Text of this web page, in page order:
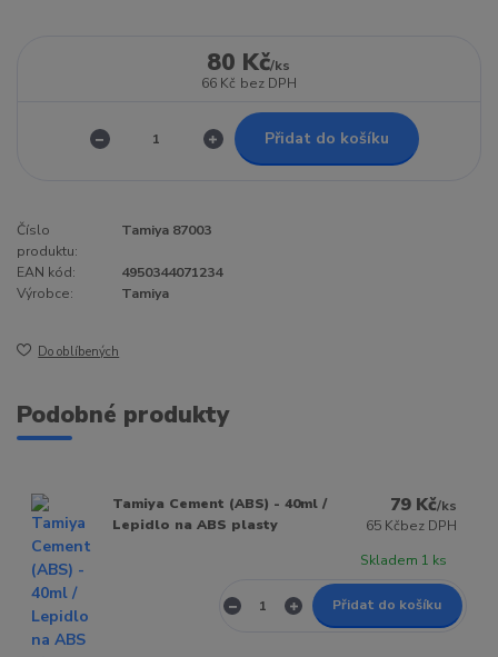
80 Kč/ks
66 Kč bez DPH
Přidat do košíku
Číslo
produktu:
Tamiya 87003
EAN kód:
4950344071234
Výrobce:
Tamiya
Do oblíbených
Podobné produkty
Tamiya Cement (ABS) - 40ml /
Lepidlo na ABS plasty
79 Kč/ks
65 Kčbez DPH
Skladem 1 ks
Přidat do košíku